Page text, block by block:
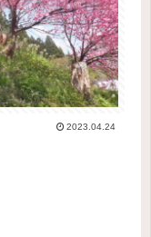
2023.04.24